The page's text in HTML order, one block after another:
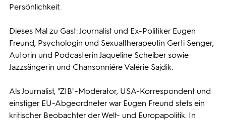
Persönlichkeit.
Dieses Mal zu Gast: Journalist und Ex-Politiker Eugen
Freund, Psychologin und Sexualtherapeutin Gerti Senger,
Autorin und Podcasterin Jaqueline Scheiber sowie
Jazzsängerin und Chansonniére Valérie Sajdik.
Als Journalist, "ZIB"-Moderator, USA-Korrespondent und
einstiger EU-Abgeordneter war Eugen Freund stets ein
kritischer Beobachter der Welt- und Europapolitik. In